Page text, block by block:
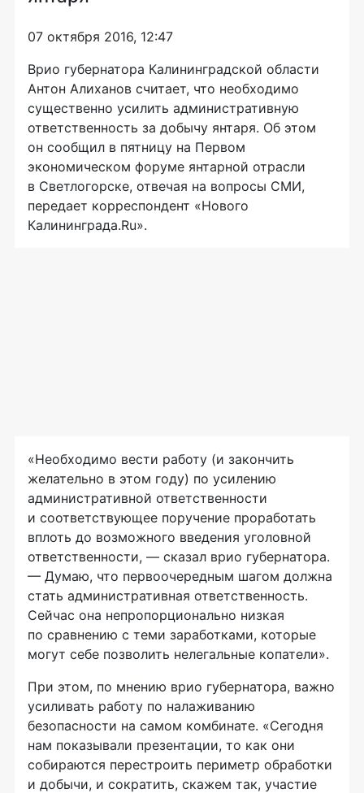
07 октября 2016, 12:47
Врио губернатора Калининградской области
Антон Алиханов считает, что необходимо
существенно усилить административную
ответственность за добычу янтаря. Об этом
он сообщил в пятницу на Первом
экономическом форуме янтарной отрасли
в Светлогорске, отвечая на вопросы СМИ,
передает корреспондент «Нового
Калининграда.Ru».
«Необходимо вести работу (и закончить
желательно в этом году) по усилению
административной ответственности
и соответствующее поручение проработать
вплоть до возможного введения уголовной
ответственности, — сказал врио губернатора.
— Думаю, что первоочередным шагом должна
стать административная ответственность.
Сейчас она непропорционально низкая
по сравнению с теми заработками, которые
могут себе позволить нелегальные копатели».
При этом, по мнению врио губернатора, важно
усиливать работу по налаживанию
безопасности на самом комбинате. «Сегодня
нам показывали презентации, то как они
собираются перестроить периметр обработки
и добычи, и сократить, скажем так, участие